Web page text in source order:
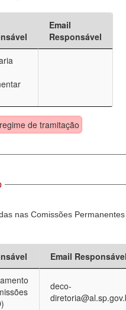
Email
Responsável
regime de tramitação
nas Comissões
Email
deco-